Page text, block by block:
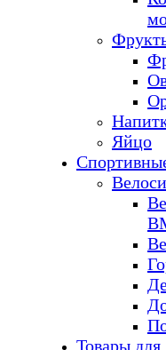
Яйцо
Товары для